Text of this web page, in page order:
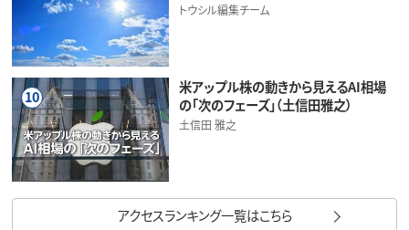
トウシル編集チーム
10
米アップル株の動きから見えるAI相場
の「次のフェーズ」（土信田雅之）
土信田 雅之
アクセスランキング一覧はこちら